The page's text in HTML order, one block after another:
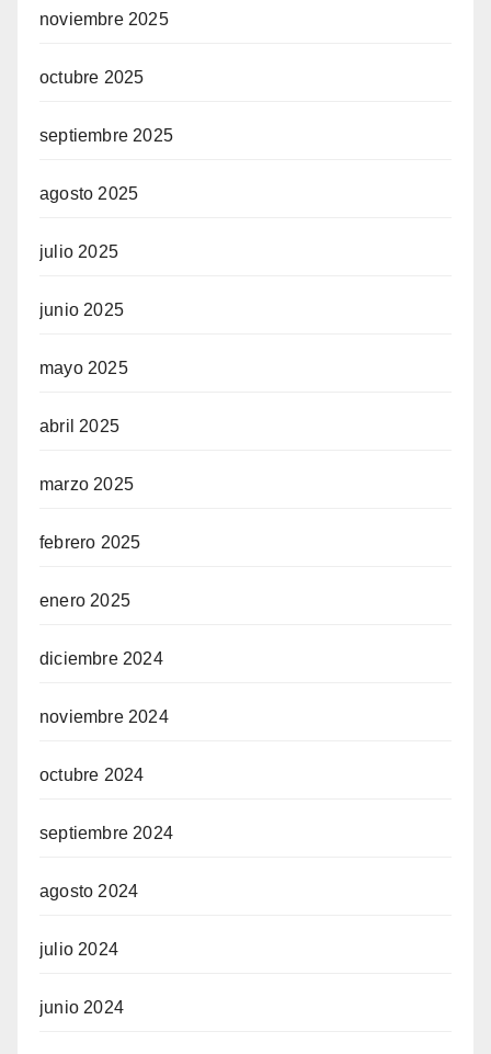
noviembre 2025
octubre 2025
septiembre 2025
agosto 2025
julio 2025
junio 2025
mayo 2025
abril 2025
marzo 2025
febrero 2025
enero 2025
diciembre 2024
noviembre 2024
octubre 2024
septiembre 2024
agosto 2024
julio 2024
junio 2024